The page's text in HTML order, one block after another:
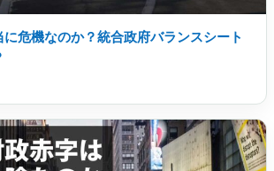
に危機なのか？統合政府バランスシート